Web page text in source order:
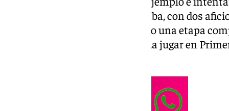
hace cuatro años que no se jugaba, con dos
sea en el campo. Ellos han vivido una etapa
Ojalá en dos o tres años se pueda jugar en